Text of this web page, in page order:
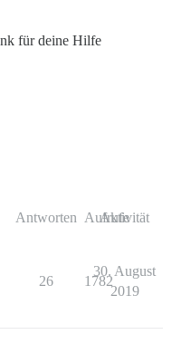
für deine Hilfe
Antworten Aufrufe
Aktivität
26 1782
30. August
2019